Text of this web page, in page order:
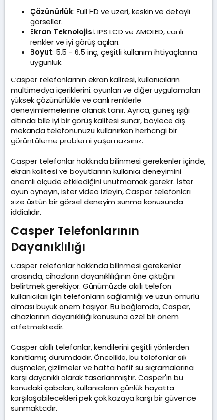
Çözünürlük: Full HD ve üzeri, keskin ve detaylı
görseller.
Ekran Teknolojisi: IPS LCD ve AMOLED, canlı
renkler ve iyi görüş açıları.
Boyut: 5.5 - 6.5 inç, çeşitli kullanım ihtiyaçlarına
uygunluk.
Casper telefonlarının ekran kalitesi, kullanıcıların
multimedya içeriklerini, oyunları ve diğer uygulamaları
yüksek çözünürlükle ve canlı renklerle
deneyimlemelerine olanak tanır. Ayrıca, güneş ışığı
altında bile iyi bir görüş kalitesi sunar, böylece dış
mekanda telefonunuzu kullanırken herhangi bir
görüntüleme problemi yaşamazsınız.
Casper telefonlar hakkında bilinmesi gerekenler içinde,
ekran kalitesi ve boyutlarının kullanıcı deneyimini
önemli ölçüde etkilediğini unutmamak gerekir. İster
oyun oynayın, ister video izleyin, Casper telefonları
size üstün bir görsel deneyim sunma konusunda
iddialıdır.
Casper Telefonlarının
Dayanıklılığı​
Casper telefonlar hakkında bilinmesi gerekenler
arasında, cihazların dayanıklılığının öne çıktığını
belirtmek gerekiyor. Günümüzde akıllı telefon
kullanıcıları için telefonların sağlamlığı ve uzun ömürlü
olması büyük önem taşıyor. Bu bağlamda, Casper,
cihazlarının dayanıklılığı konusuna özel bir önem
atfetmektedir.
Casper akıllı telefonlar, kendilerini çeşitli yönlerden
kanıtlamış durumdadır. Öncelikle, bu telefonlar sık
düşmeler, çizilmeler ve hatta hafif su sıçramalarına
karşı dayanıklı olarak tasarlanmıştır. Casper'ın bu
konudaki çabaları, kullanıcıların günlük hayatta
karşılaşabilecekleri pek çok kazaya karşı bir güvence
sunmaktadır.